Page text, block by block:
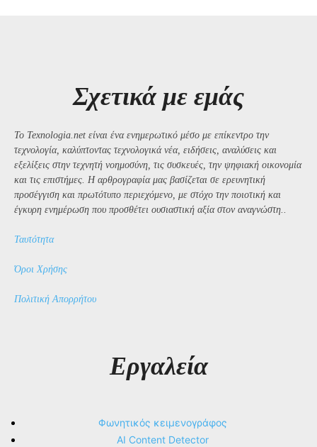
Σχετικά με εμάς
Το Texnologia.net είναι ένα ενημερωτικό μέσο με επίκεντρο την
τεχνολογία, καλύπτοντας τεχνολογικά νέα, ειδήσεις, αναλύσεις και
εξελίξεις στην τεχνητή νοημοσύνη, τις συσκευές, την ψηφιακή οικονομία
και τις επιστήμες. Η αρθρογραφία μας βασίζεται σε ερευνητική
προσέγγιση και πρωτότυπο περιεχόμενο, με στόχο την ποιοτική και
έγκυρη ενημέρωση που προσθέτει ουσιαστική αξία στον αναγνώστη..
Ταυτότητα
Όροι Χρήσης
Πολιτική Απορρήτου
Εργαλεία
Φωνητικός κειμενογράφος
AI Content Detector